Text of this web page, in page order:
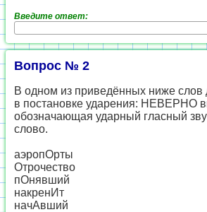
Введите ответ:
Вопрос № 2
В одном из приведённых ниже
в постановке ударения: НЕВЕРНО
обозначающая ударный гласный
слово.
аэропОрты
Отрочество
пОнявший
накренИт
начАвший